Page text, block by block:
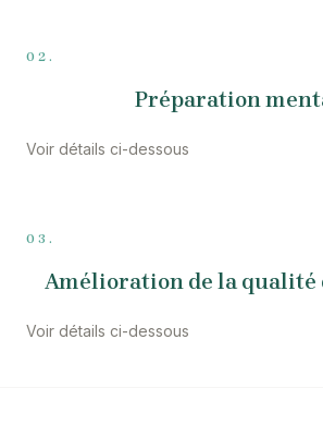
02.
Préparation
Voir détails ci-dessous
03.
Amélioration de la qualité
Voir détails ci-dessous